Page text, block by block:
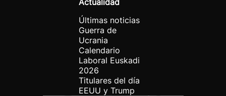
Actualidad
Últimas noticias
Guerra de
Ucrania
Calendario
Laboral Euskadi
2026
Titulares del día
EEUU y Trump